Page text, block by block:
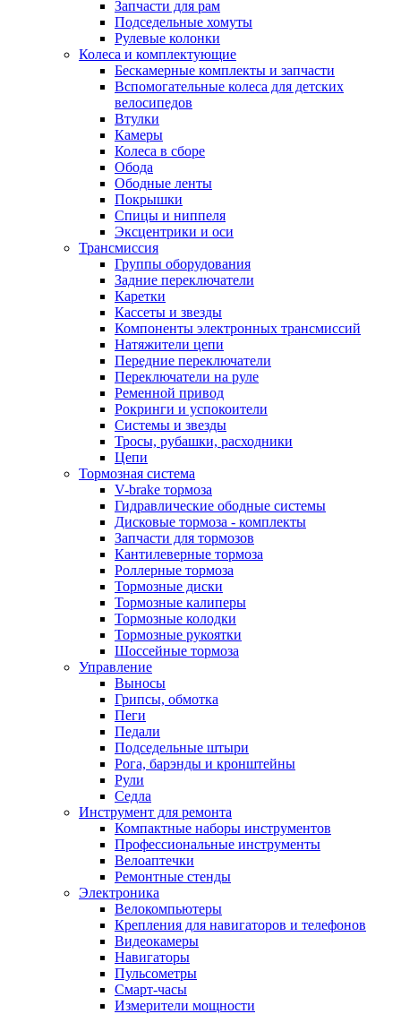
Запчасти для рам
Подседельные хомуты
Рулевые колонки
Колеса и комплектующие
Бескамерные комплекты и запчасти
Вспомогательные колеса для детских
велосипедов
Втулки
Камеры
Колеса в сборе
Обода
Ободные ленты
Покрышки
Спицы и ниппеля
Эксцентрики и оси
Трансмиссия
Группы оборудования
Задние переключатели
Каретки
Кассеты и звезды
Компоненты электронных трансмиссий
Натяжители цепи
Передние переключатели
Переключатели на руле
Ременной привод
Рокринги и успокоители
Системы и звезды
Тросы, рубашки, расходники
Цепи
Тормозная система
V-brake тормоза
Гидравлические ободные системы
Дисковые тормоза - комплекты
Запчасти для тормозов
Кантилеверные тормоза
Роллерные тормоза
Тормозные диски
Тормозные калиперы
Тормозные колодки
Тормозные рукоятки
Шоссейные тормоза
Управление
Выносы
Грипсы, обмотка
Пеги
Педали
Подседельные штыри
Рога, барэнды и кронштейны
Рули
Седла
Инструмент для ремонта
Компактные наборы инструментов
Профессиональные инструменты
Велоаптечки
Ремонтные стенды
Электроника
Велокомпьютеры
Крепления для навигаторов и телефонов
Видеокамеры
Навигаторы
Пульсометры
Смарт-часы
Измерители мощности